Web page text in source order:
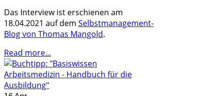
Das Interview ist erschienen am
18.04.2021 auf dem Selbstmanagement-
Blog von Thomas Mangold.
Read more...